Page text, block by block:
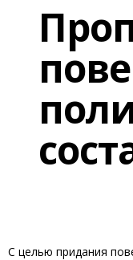
С целью придания